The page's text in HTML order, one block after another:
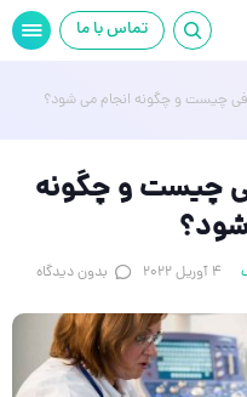
تماس با ما
چیست و چگونه انجام می شود؟
چیست و چگونه
4 آوریل 2022 بدون دیدگاه